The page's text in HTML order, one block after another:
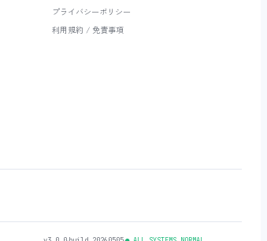
プライバシーポリシー
利用規約 / 免責事項